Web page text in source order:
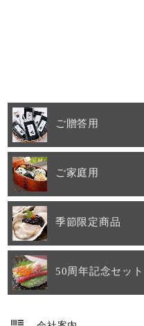
ご贈答用
ご家庭用
季節限定商品
50周年記念セット